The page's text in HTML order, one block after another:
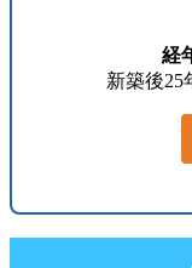
経
新築後25